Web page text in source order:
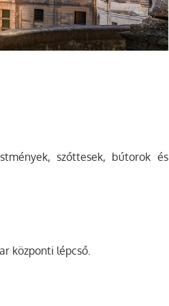
szőttesek, bútorok és
központi lépcső.